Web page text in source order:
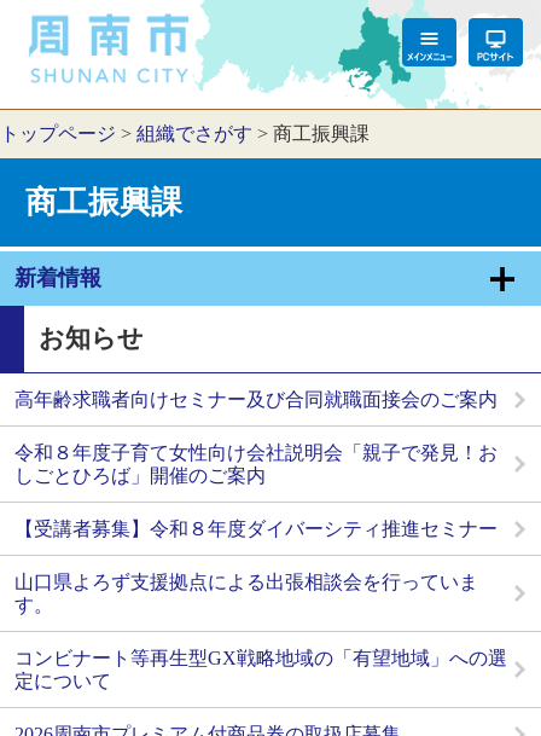
トップページ > 組織でさがす > 商工振興課
商工振興課
新着情報
お知らせ
高年齢求職者向けセミナー及び合同就職面接会のご案内
令和８年度子育て女性向け会社説明会「親子で発見！お
しごとひろば」開催のご案内
【受講者募集】令和８年度ダイバーシティ推進セミナー
山口県よろず支援拠点による出張相談会を行っていま
す。
コンビナート等再生型GX戦略地域の「有望地域」への選
定について